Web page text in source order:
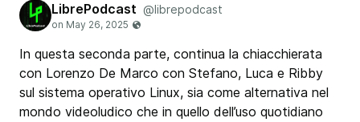
LibrePodcast @librepodcast
In questa seconda parte, continua la chiacchierata
con Lorenzo De Marco con Stefano, Luca e Ribby
sul sistema operativo Linux, sia come alternativa nel
mondo videoludico che in quello dell’uso quotidiano